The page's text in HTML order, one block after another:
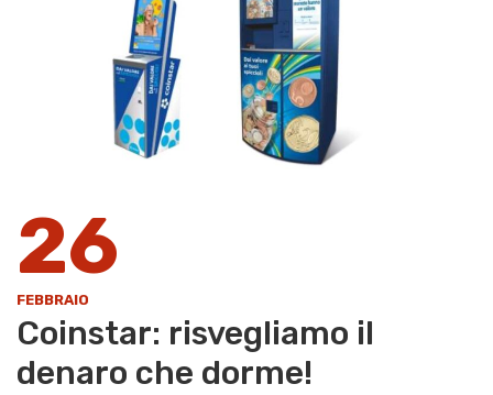
26
FEBBRAIO
Coinstar: risvegliamo il
denaro che dorme!